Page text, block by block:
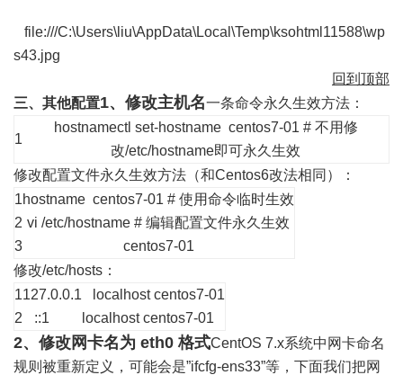
file:///C:\Users\liu\AppData\Local\Temp\ksohtml11588\wp
s43.jpg
回到顶部
三、其他配置1、修改主机名一条命令永久生效方法：
1
hostnamectl set-hostname centos7-01 # 不用修
改/etc/hostname即可永久生效
修改配置文件永久生效方法（和Centos6改法相同）：
1
2
3
hostname centos7-01 # 使用命令临时生效
vi /etc/hostname # 编辑配置文件永久生效
centos7-01
修改/etc/hosts：
1
2
127.0.0.1
localhost centos7-01
::1
localhost centos7-01
2、修改网卡名为 eth0 格式CentOS 7.x系统中网卡命名
规则被重新定义，可能会是”ifcfg-ens33”等，下面我们把网